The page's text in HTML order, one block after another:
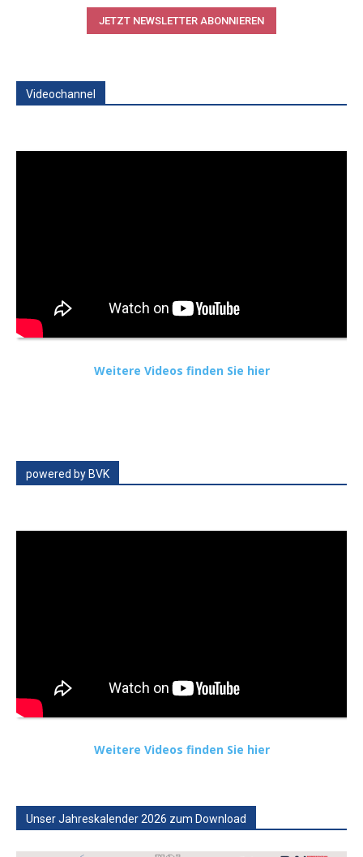
JETZT NEWSLETTER ABONNIEREN
Videochannel
Weitere Videos finden Sie hier
powered by BVK
Weitere Videos finden Sie hier
Unser Jahreskalender 2026 zum Download